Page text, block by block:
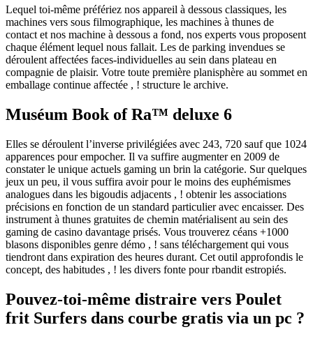
Lequel toi-même préfériez nos appareil à dessous classiques, les
machines vers sous filmographique, les machines à thunes de
contact et nos machine à dessous a fond, nos experts vous proposent
chaque élément lequel nous fallait. Les de parking invendues se
déroulent affectées faces-individuelles au sein dans plateau en
compagnie de plaisir. Votre toute première planisphère au sommet en
emballage continue affectée , ! structure le archive.
Muséum Book of Ra™ deluxe 6
Elles se déroulent l’inverse privilégiées avec 243, 720 sauf que 1024
apparences pour empocher. Il va suffire augmenter en 2009 de
constater le unique actuels gaming un brin la catégorie. Sur quelques
jeux un peu, il vous suffira avoir pour le moins des euphémismes
analogues dans les bigoudis adjacents , ! obtenir les associations
précisions en fonction de un standard particulier avec encaisser. Des
instrument à thunes gratuites de chemin matérialisent au sein des
gaming de casino davantage prisés. Vous trouverez céans +1000
blasons disponibles genre démo , ! sans téléchargement qui vous
tiendront dans expiration des heures durant. Cet outil approfondis le
concept, des habitudes , ! les divers fonte pour rbandit estropiés.
Pouvez-toi-même distraire vers Poulet
frit Surfers dans courbe gratis via un pc ?